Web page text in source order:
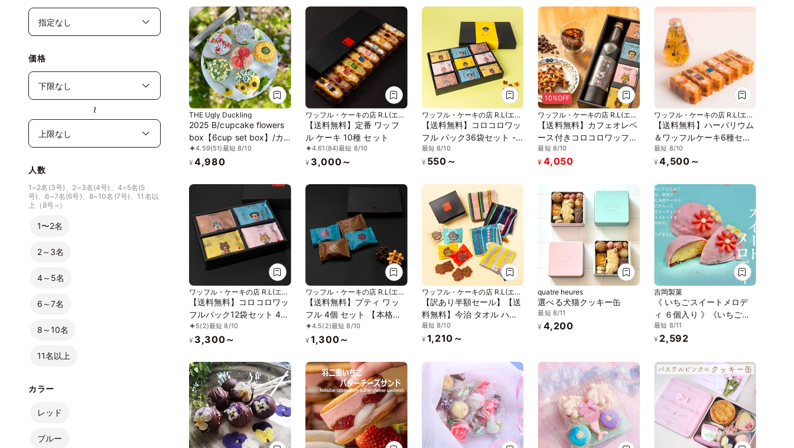
価格
〜
人数
1~2名(3号)、2~3名(4号)、4~5名(5
号)、6~7名(6号)、8~10名(7号)、11名以
上（8号~）
1〜2名
2～3名
4～5名
6～7名
8～10名
11名以上
カラー
レッド
ブルー
THE Ugly Duckling
2025 B/cupcake flowers
box【6cup set box】/カ
ップケーキ6個セット
4.59(51)最短 8/10
¥ 4,980
ワッフル・ケーキの店 R.L(エー
ル・エル)
【送料無料】定番 ワッフ
ル ケーキ 10種 セット
4.61 (84)最短 8/10
¥ 3,000～
ワッフル・ケーキの店 R.L(エー
ル・エル)
【送料無料】コロコロワッ
フル パック36袋セット -
定番4種の味とレモン味の
詰め合わせ- お中元2026
最短 8/10
¥ 550～
10%OFF
ワッフル・ケーキの店 R.L(エー
ル・エル)
【送料無料】カフェオレベ
ース付きコロコロワッフル
キューブ４個セット お中
元2026
最短 8/10
¥ 4,050
ワッフル・ケーキの店 R.L(エー
ル・エル)
【送料無料】ハーバリウム
＆ワッフルケーキ6種セッ
ト イエロー
最短 8/10
¥ 4,500～
ワッフル・ケーキの店 R.L(エー
ル・エル)
【送料無料】コロコロワッ
フルパック12袋セット 4種
の焼き菓子詰め合わせ
5(2)最短 8/10
¥ 3,300～
ワッフル・ケーキの店 R.L(エー
ル・エル)
【送料無料】プティ ワッ
フル 4個 セット 【本格リ
エージュワッフル】
4.5(2)最短 8/10
¥ 1,300～
ワッフル・ケーキの店 R.L(エー
ル・エル)
【訳あり半額セール】【送
料無料】今治 タオル ハン
カチ＆ クリスピーサンド
ワッフル セット【イエロ
最短 8/10
¥ 1,210～
quatre heures
選べる犬猫クッキー缶
最短 8/11
¥ 4,200
吉岡製菓
《 いちごスイートメロデ
ィ ６個入り 》《いちごケ
ーキ》ジュエリーボックス
DAIFUKU ありがとう 大福
最短 8/11
¥ 2,592